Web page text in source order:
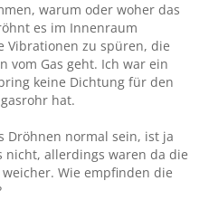
warum oder woher das
es im Innenraum
zu spüren, die
vom Gas geht. Ich war ein
keine Dichtung für den
hat.
Dröhnen normal sein, ist ja
nicht, allerdings waren da die
Wie empfinden die